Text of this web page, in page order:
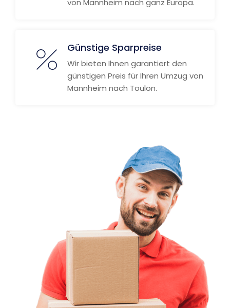
von Mannheim nach ganz Europa.
Günstige Sparpreise
Wir bieten Ihnen garantiert den
günstigen Preis für Ihren Umzug von
Mannheim nach Toulon.